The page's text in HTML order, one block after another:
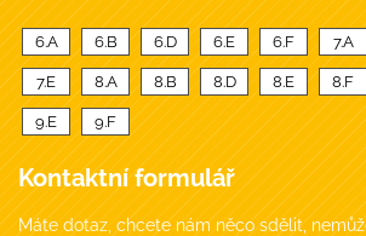
6.A 6.B 6.D 6.E 6.F 7.A
7.E 8.A 8.B 8.D 8.E 8.F
9.E 9.F
Kontaktní formulář
Máte dotaz, chcete nám něco sdělit,